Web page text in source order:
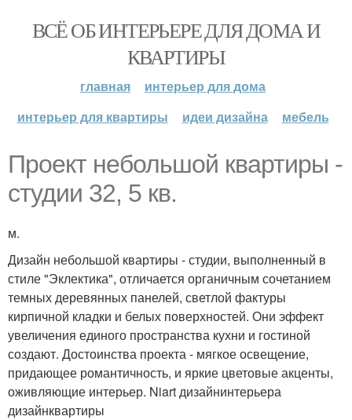
ВСЁ ОБ ИНТЕРЬЕРЕ ДЛЯ ДОМА И
КВАРТИРЫ
главная
интерьер для дома
интерьер для квартиры
идеи дизайна мебель
Проект небольшой квартиры -
студии 32, 5 кв.
м.
Дизайн небольшой квартиры - студии, выполненный в
стиле "Эклектика", отличается органичным сочетанием
темных деревянных панелей, светлой фактуры
кирпичной кладки и белых поверхностей. Они эффект
увеличения единого пространства кухни и гостиной
создают. Достоинства проекта - мягкое освещение,
придающее романтичность, и яркие цветовые акценты,
оживляющие интерьер. Niart дизайнинтерьера
дизайнквартиры